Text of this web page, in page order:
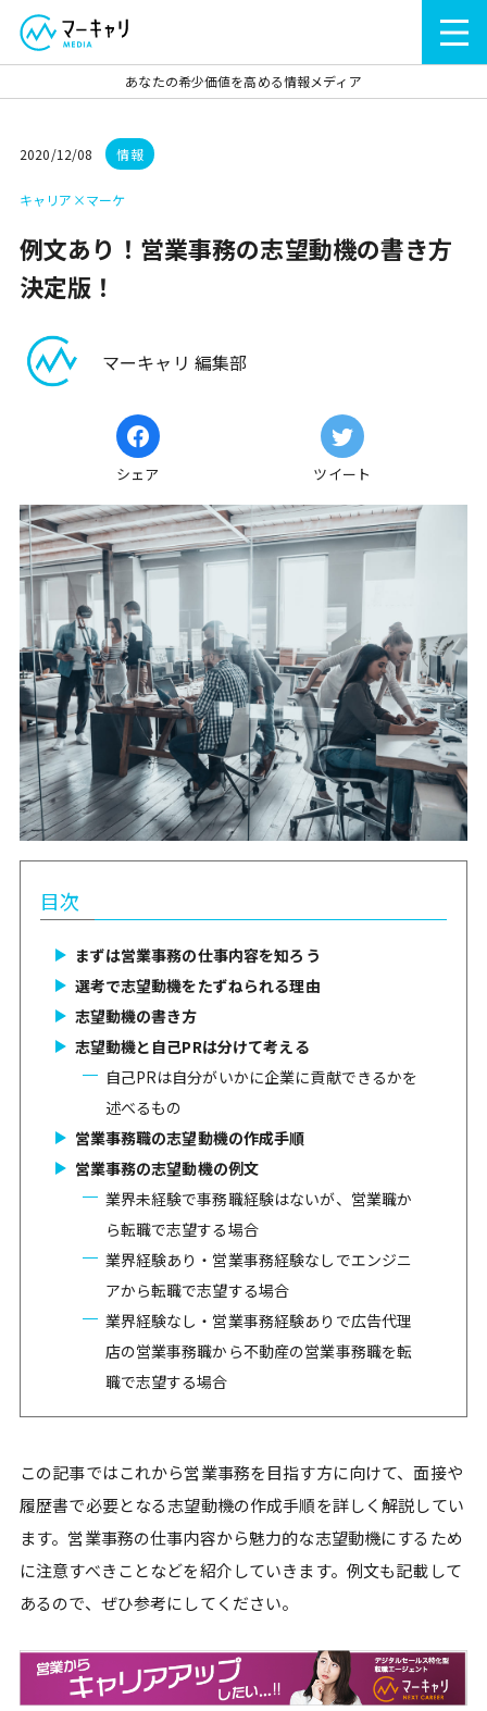
あなたの希少価値を高める情報メディア
2020/12/08 情報
キャリア×マーケ
例文あり！営業事務の志望動機の書き方
決定版！
マーキャリ 編集部
シェア ツイート
目次
まずは営業事務の仕事内容を知ろう
選考で志望動機をたずねられる理由
志望動機の書き方
志望動機と自己PRは分けて考える
自己PRは自分がいかに企業に貢献できるかを
述べるもの
営業事務職の志望動機の作成手順
営業事務の志望動機の例文
業界未経験で事務職経験はないが、営業職か
ら転職で志望する場合
業界経験あり・営業事務経験なしでエンジニ
アから転職で志望する場合
業界経験なし・営業事務経験ありで広告代理
店の営業事務職から不動産の営業事務職を転
職で志望する場合
この記事ではこれから営業事務を目指す方に向けて、面接や
履歴書で必要となる志望動機の作成手順を詳しく解説してい
ます。営業事務の仕事内容から魅力的な志望動機にするため
に注意すべきことなどを紹介していきます。例文も記載して
あるので、ぜひ参考にしてください。